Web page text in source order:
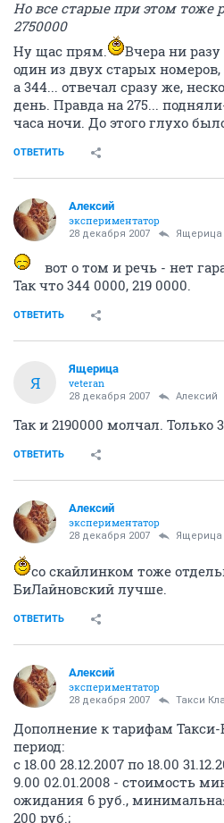
Но все старые при этом тоже
2750000
Ну щас прям.
Вчера ни
один из двух старых
а 344... отвечал сразу же,
день. Правда на 275...
часа ночи. До этого глухо
ОТВЕТИТЬ
Алексий
экспериментатор
28 декабря 2007 Ящерица
вот о том и речь - нет
Так что 344 0000, 219 0000.
ОТВЕТИТЬ
Я
Ящерица
veteran
28 декабря 2007 Алексий
Так и 2190000 молчал. Только
ОТВЕТИТЬ
Алексий
экспериментатор
28 декабря 2007 Ящерица
со скайлинком тоже
БиЛайновский лучше.
ОТВЕТИТЬ
Алексий
экспериментатор
28 декабря 2007 Такси
Дополнение к тарифам
период:
с 18.00 28.12.2007 по 18.00
9.00 02.01.2008 - стоимость
ожидания 6 руб.,
200 руб.;